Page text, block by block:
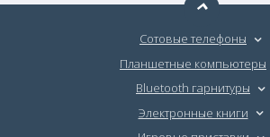
Сотовые телефоны
Планшетные компьютеры
Bluetooth гарнитуры
Электронные книги